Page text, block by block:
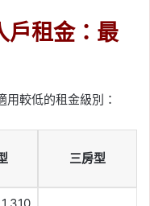
戶租金：最
較低的租金級別：
三房型